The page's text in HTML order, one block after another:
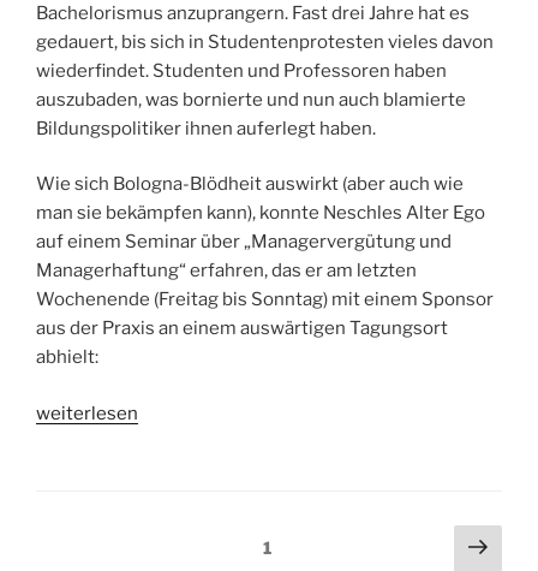
Bachelorismus anzuprangern. Fast drei Jahre hat es
gedauert, bis sich in Studentenprotesten vieles davon
wiederfindet. Studenten und Professoren haben
auszubaden, was bornierte und nun auch blamierte
Bildungspolitiker ihnen auferlegt haben.
Wie sich Bologna-Blödheit auswirkt (aber auch wie
man sie bekämpfen kann), konnte Neschles Alter Ego
auf einem Seminar über „Managervergütung und
Managerhaftung“ erfahren, das er am letzten
Wochenende (Freitag bis Sonntag) mit einem Sponsor
aus der Praxis an einem auswärtigen Tagungsort
abhielt:
„Leon
weiterlesen
Seite1